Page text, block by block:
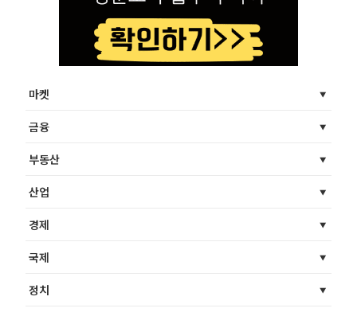
마켓
금융
부동산
산업
경제
국제
정치